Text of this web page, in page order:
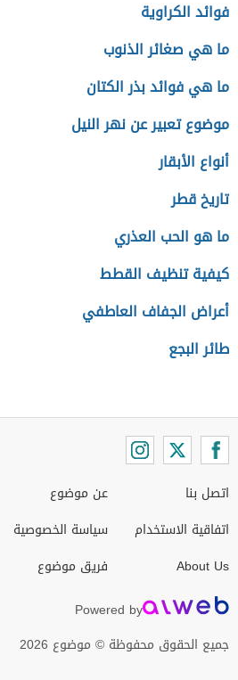
فوائد الكراوية
ما هي صغائر الذنوب
ما هي فوائد بذر الكتان
موضوع تعبير عن نهر النيل
أنواع الأبقار
تاريخ قطر
ما هو الحب العذري
كيفية تنظيف القطط
أعراض الجفاف العاطفي
طائر البجع
اتصل بنا
اتفاقية الاستخدام
About Us
عن موضوع
سياسة الخصوصية
فريق موضوع
Powered by
جميع الحقوق محفوظة © موضوع 2026